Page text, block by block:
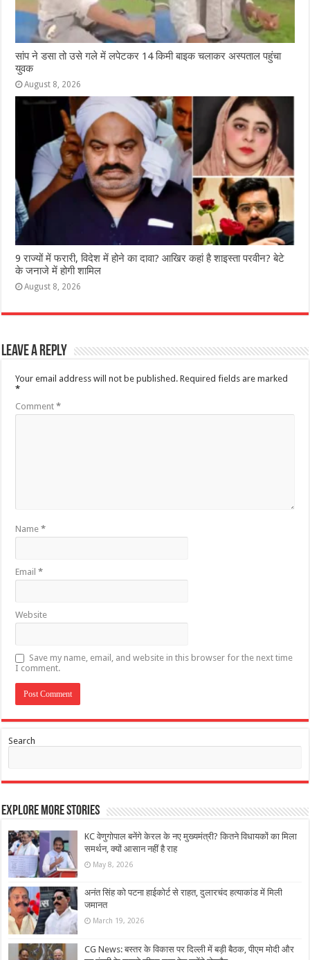
सांप ने डसा तो उसे गले में लपेटकर 14 किमी बाइक चलाकर अस्पताल पहुंचा
युवक
August 8, 2026
9 राज्‍यों में फरारी, व‍िदेश में होने का दावा? आख‍िर कहां है शाइस्‍ता परवीन? बेटे
के जनाजे में होगी शामिल
August 8, 2026
Leave a Reply
Your email address will not be published. Required fields are marked
*
Comment*
Name*
Email*
Website
Save my name, email, and website in this browser for the next time
I comment.
Search
Explore More Stories
KC वेणुगोपाल बनेंगे केरल के नए मुख्यमंत्री? कितने विधायकों का मिला
समर्थन, क्‍यों आसान नहीं है राह
May 8, 2026
अनंत सिंह को पटना हाईकोर्ट से राहत, दुलारचंद हत्याकांड में मिली
जमानत
March 19, 2026
CG News: बस्तर के विकास पर दिल्ली में बड़ी बैठक, पीएम मोदी और